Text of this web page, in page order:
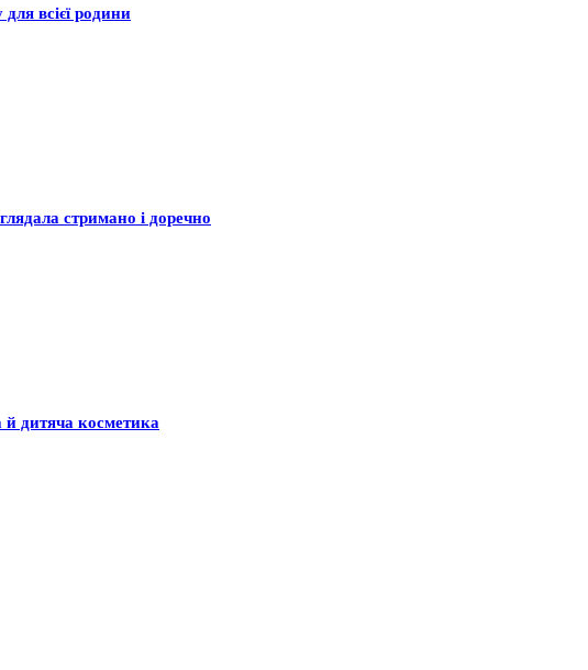
всієї родини
стримано і доречно
й дитяча косметика